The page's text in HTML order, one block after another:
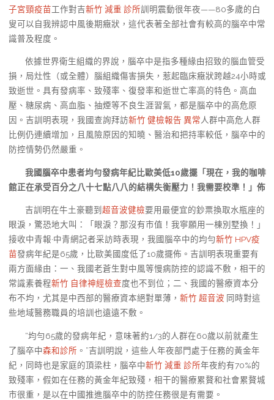
子宮頸疫苗工作對吉新竹 減重 診所訓明震動很年夜——80多歲的白
叟可以自我辨認中風後期癥狀，這代表著全部社會有較高的腦卒中常
識普及程度。
依據世界衛生組織的界說，腦卒中是指多種緣由招致的腦血管受
損，局灶性（或全體）腦組織傷害損失，惹起臨床癥狀跨越24小時或
致逝世。具有發病率、致殘率、復發率和逝世亡率高的特色。高血
壓、糖尿病、高血脂、抽煙等不良生涯習氣，都是腦卒中的高危原
因。吉訓明表現，我國查詢拜訪新竹 健檢報告 異常人群中高危人群
比例仍連續增加，且風險原因的知曉、醫治和把持率較低，腦卒中的
防控情勢仍然嚴重。
我國腦卒中患者均勻發病年紀比歐美低10歲擺「現在，我的咖啡
館正在承受百分之八十七點八八的結構失衡壓力！我需要校準！」佈
吉訓明在牛土豪聽到 超音波健檢要用最便宜的鈔票換取水瓶座的
眼淚，驚恐地大叫：「眼淚？那沒有市值！我寧願用一棟別墅換！」
接收中青報·中青網記者采訪時表現，我國腦卒中的均勻新竹 HPV疫
苗發病年紀是65歲，比歐美國度低了10歲擺佈。吉訓明表現重要有
兩方面緣由：一、我國老蒼生對中風等慢病防控的認識不敷，相干的
常識素養程新竹 自律神經檢查度也不到位；二、我國的醫療資本分
布不均，尤其是中西部的醫療資本絕對單薄， 新竹 超音波 同時對這
些地域醫務職員的培訓也遠遠不敷。
“均勻65歲的發病年紀，意味著約1/3的人群在60歲以前就產生
了腦卒中森和診所 。”吉訓明說，這些人年夜部門處于任務的黃金年
紀，同時也是家庭的頂梁柱，腦卒中新竹 減重 診所年夜約有70%的
致殘率，假如在任務的黃金年紀致殘，相干的醫療累贅和社會累贅城
市很重，是以在中國推進腦卒中的防控任務很是有需要。